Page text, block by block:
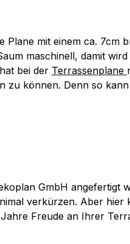
Plane mit einem ca. 7cm
maschinell, damit
bei der Terrassenplane
zu können. Denn so
GmbH angefertigt
verkürzen. Aber
Freude an Ihrer